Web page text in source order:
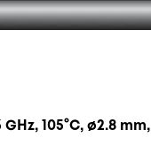
GHz, 105°C, ø2.8 mm,